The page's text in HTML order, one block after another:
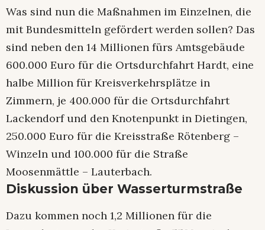
Was sind nun die Maßnahmen im Einzelnen, die
mit Bundesmitteln gefördert werden sollen? Das
sind neben den 14 Millionen fürs Amtsgebäude
600.000 Euro für die Ortsdurchfahrt Hardt, eine
halbe Million für Kreisverkehrsplätze in
Zimmern, je 400.000 für die Ortsdurchfahrt
Lackendorf und den Knotenpunkt in Dietingen,
250.000 Euro für die Kreisstraße Rötenberg –
Winzeln und 100.000 für die Straße
Moosenmättle – Lauterbach.
Diskussion über Wasserturmstraße
Dazu kommen noch 1,2 Millionen für die